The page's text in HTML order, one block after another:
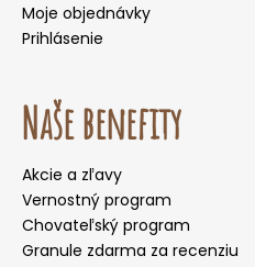
Moje objednávky
Prihlásenie
Naše benefity
Akcie a zľavy
Vernostný program
Chovateľský program
Granule zdarma za recenziu